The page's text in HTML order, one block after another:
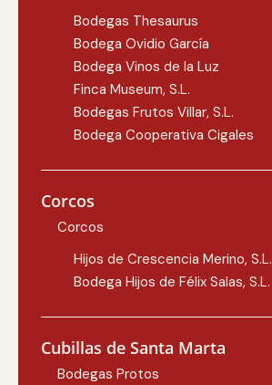
Bodegas Thesaurus
Bodega Ovidio García
Bodega Vinos de la Luz
Finca Museum, S.L.
Bodegas Frutos Villar, S.L.
Bodega Cooperativa Cigales
Corcos
Corcos
Hijos de Crescencia Merino, S.L.
Bodega Hijos de Félix Salas, S.L.
Cubillas de Santa Marta
Bodegas Protos